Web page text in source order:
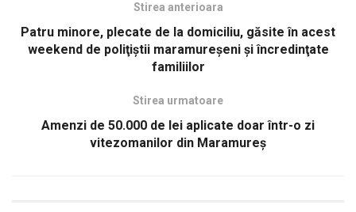
Stirea anterioara
Patru minore, plecate de la domiciliu, găsite în acest
weekend de poliţiştii maramureşeni şi încredinţate
familiilor
Stirea urmatoare
Amenzi de 50.000 de lei aplicate doar într-o zi
vitezomanilor din Maramureş